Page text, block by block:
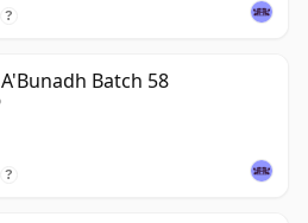
?
Batch 58
?